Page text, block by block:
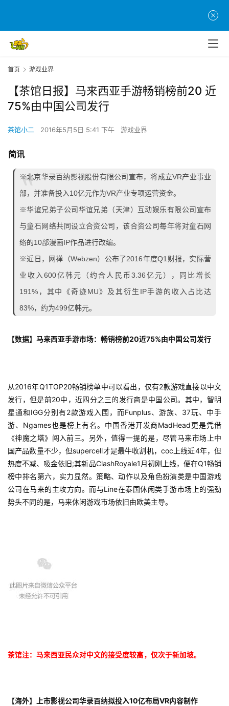
首页 游戏业界
【茶馆日报】马来西亚手游畅销榜前20 近
75%由中国公司发行
茶馆小二 2016年5月5日 5:41 下午 游戏业界
简讯
※北京华录百纳影视股份有限公司宣布，将成立VR产业事业
部，并准备投入10亿元作为VR产业专项运营资金。
※华谊兄弟子公司华谊兄弟（天津）互动娱乐有限公司宣布
与童石网络共同设立合资公司，该合资公司每年将对童石网
络的10部漫画IP作品进行改编。
※近日，网禅（Webzen）公布了2016年度Q1财报，实际营
业收入600亿韩元（约合人民币3.36亿元），同比增长
191%，其中《奇迹MU》及其衍生IP手游的收入占比达
83%，约为499亿韩元。
【数据】马来西亚手游市场：畅销榜前20近75%由中国公司发行
从2016年Q1TOP20畅销榜单中可以看出，仅有2款游戏直接以中文
发行，但是前20中，近四分之三的发行商是中国公司。其中，智明
星通和IGG分别有2款游戏入围，而Funplus、游族、37玩、中手
游、Ngames也是榜上有名。中国香港开发商MadHead更是凭借
《神魔之塔》闯入前三。另外，值得一提的是，尽管马来市场上中
国产品数量不少，但supercell才是最牛收割机，coc上线近4年，但
热度不减、吸金依旧;其新品ClashRoyale1月初刚上线，便在Q1畅销
榜中排名第六，实力显然。策略、动作以及角色扮演类是中国游戏
公司在马来的主攻方向。而与Line在泰国休闲类手游市场上的强劲
势头不同的是，马来休闲游戏市场依旧由欧美主导。
茶馆注：马来西亚民众对中文的接受度较高，仅次于新加坡。
【海外】上市影视公司华录百纳拟投入10亿布局VR内容制作